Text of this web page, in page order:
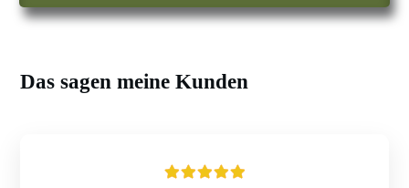
Das sagen meine Kunden